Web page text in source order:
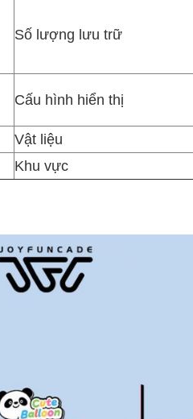
Số lượng lưu trữ
Cấu hình hiển thị
Vật liệu
Khu vực